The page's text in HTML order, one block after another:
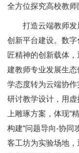
全方位探究高校教师
打造云端教师发
创新平台建设。数
匠精神的创新载体
建教师专业发展生
学态度转为云端协
研讨教学设计，用
上雕琢方案，体现“
构建“问题导向-协同
客工坊为实验场地，